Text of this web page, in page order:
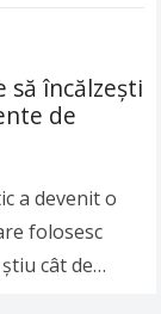
să încălzeşti
de
a devenit o
folosesc
cât de